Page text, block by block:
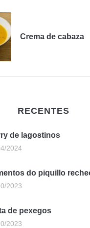
Crema de cabaza
RECENTES
de lagostinos
2024
do piquillo
2023
de pexegos
2023